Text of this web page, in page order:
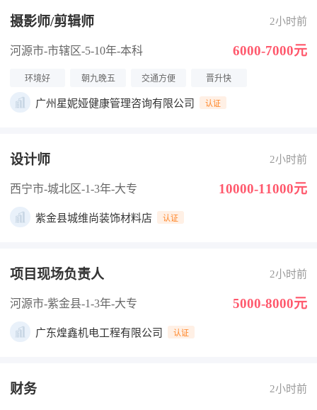
摄影师/剪辑师 2小时前
河源市-市辖区-5-10年-本科 6000-7000元
环境好 朝九晚五 交通方便 晋升快
广州星妮娅健康管理咨询有限公司 认证
设计师 2小时前
西宁市-城北区-1-3年-大专 10000-11000元
紫金县城维尚装饰材料店 认证
项目现场负责人 2小时前
河源市-紫金县-1-3年-大专 5000-8000元
广东煌鑫机电工程有限公司 认证
财务 2小时前